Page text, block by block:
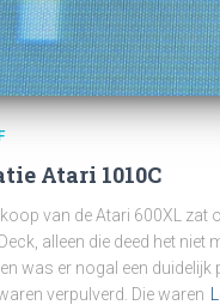
Atari 1010C
van de Atari 600XL zat
alleen die deed het niet
was er nogal een duidelijk
verpulverd. Die waren